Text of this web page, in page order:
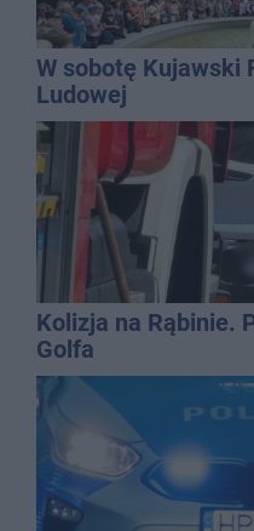
W sobotę Kujawski
Ludowej
Kolizja na Rąbinie.
Golfa